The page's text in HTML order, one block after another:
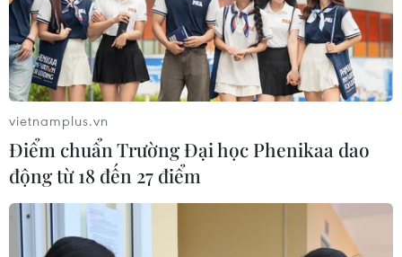
#Thuê đất #thuế đất
#hộ kinh doanh
vietnamplus.vn
Điểm chuẩn Trường Đại học Phenikaa dao
động từ 18 đến 27 điểm